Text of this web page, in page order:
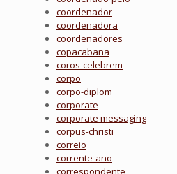
coordenador
coordenadora
coordenadores
copacabana
coros-celebrem
corpo
corpo-diplom
corporate
corporate messaging
corpus-christi
correio
corrente-ano
correspondente